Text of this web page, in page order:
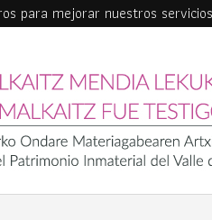
para mejorar nuestros